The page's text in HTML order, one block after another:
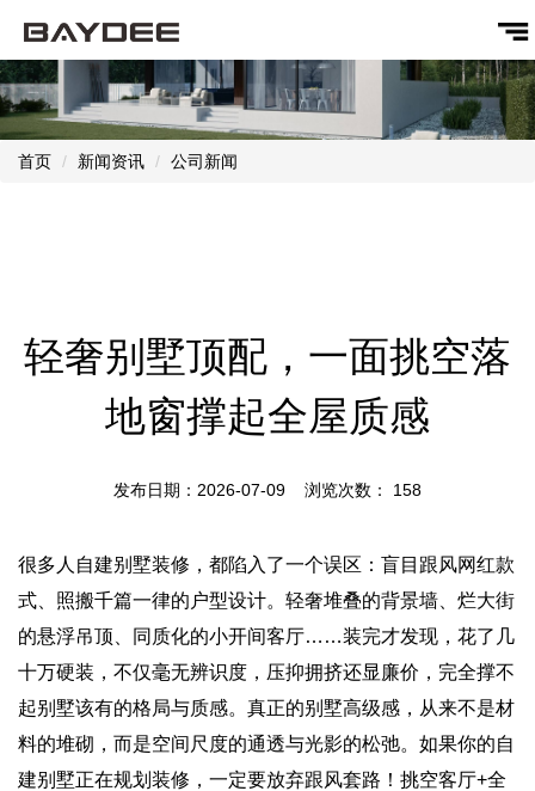
首页 新闻资讯 公司新闻
轻奢别墅顶配，一面挑空落
地窗撑起全屋质感
发布日期：2026-07-09 浏览次数： 158
很多人自建别墅装修，都陷入了一个误区：盲目跟风网红款
式、照搬千篇一律的户型设计。轻奢堆叠的背景墙、烂大街
的悬浮吊顶、同质化的小开间客厅……装完才发现，花了几
十万硬装，不仅毫无辨识度，压抑拥挤还显廉价，完全撑不
起别墅该有的格局与质感。真正的别墅高级感，从来不是材
料的堆砌，而是空间尺度的通透与光影的松弛。如果你的自
建别墅正在规划装修，一定要放弃跟风套路！挑空客厅+全